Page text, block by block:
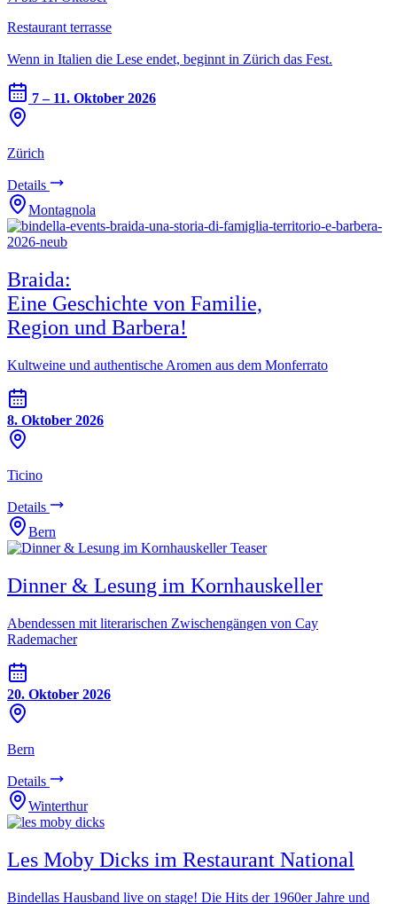
Restaurant terrasse
Wenn in Italien die Lese endet, beginnt in Zürich das Fest.
7 – 11. Oktober 2026
Zürich
Details
Montagnola
Braida:
Eine Geschichte von Familie,
Region und Barbera!
Kultweine und authentische Aromen aus dem Monferrato
8. Oktober 2026
Ticino
Details
Bern
Dinner & Lesung im Kornhauskeller
Abendessen mit literarischen Zwischengängen von Cay
Rademacher
20. Oktober 2026
Bern
Details
Winterthur
Les Moby Dicks im Restaurant National
Bindellas Hausband live on stage! Die Hits der 1960er Jahre und